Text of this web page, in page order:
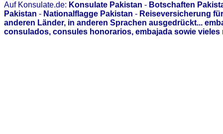
Auf Konsulate.de: Konsulate Pakistan - Botschaften
Pakistan - Nationalflagge Pakistan - Reiseversicherung
anderen Länder, in anderen Sprachen ausgedrückt...
consulados, consules honorarios, embajada sowie vieles